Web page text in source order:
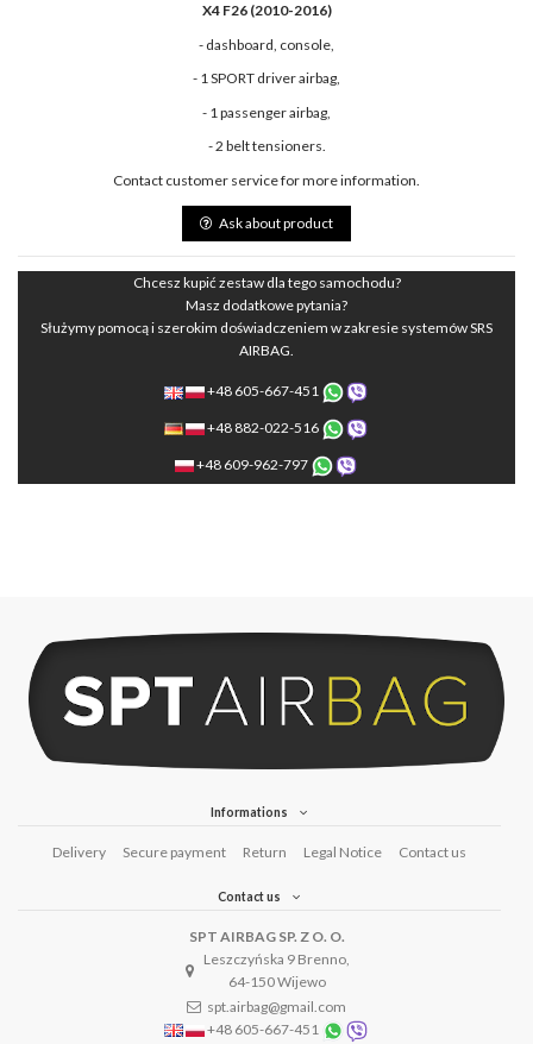
X4 F26 (2010-2016)
- dashboard, console,
- 1 SPORT driver airbag,
- 1 passenger airbag,
- 2 belt tensioners.
Contact customer service for more information.
Ask about product
Chcesz kupić zestaw dla tego samochodu?
Masz dodatkowe pytania?
Służymy pomocą i szerokim doświadczeniem w zakresie systemów SRS
AIRBAG.
+48 605-667-451
+48 882-022-516
+48 609-962-797
Informations
Delivery Secure payment Return Legal Notice Contact us
Contact us
SPT AIRBAG SP. Z O. O.
Leszczyńska 9 Brenno,
64-150 Wijewo
spt.airbag@gmail.com
+48 605-667-451